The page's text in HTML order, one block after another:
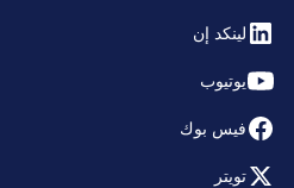
لينكد إن
يوتيوب
فيس بوك
تويتر